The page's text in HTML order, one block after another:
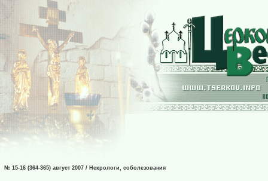
№ 15-16 (364-365) август 2007 / Некрологи, соболезования